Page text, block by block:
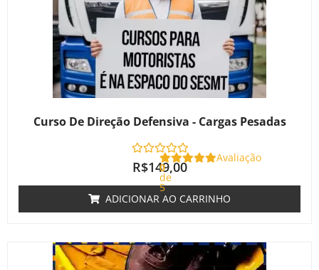
Curso De Direção Defensiva - Cargas Pesadas
Avaliação
0
de
5
R$149,00
ADICIONAR AO CARRINHO